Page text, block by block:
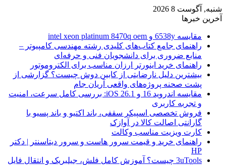
شنبه, آگوست 8 2026
آخرین خبرها
مقایسه 6538y و intel xeon platinum 8470q oem
راهنمای جامع کتاب‌های کلیدی رشته مهندسی کامپیوتر –
منابع ضروری برای دانشجویان فنی و حرفه‌ای
راهنمای خرید اینورتر ارزان مناسب برای الکتروموتور
بیشترین دلیل نارضایتی از کابین دوش چیست؟ گزارشی از
پشت صحنه پروژه‌های واقعی آریان جام
مقایسه اندروید 16 و iOS 26.1: بررسی کامل سرعت، امنیت
و تجربه کاربری
فروش تخصصی اسپیکر سقفی، باند اکتیو و باند پسیو با
گارانتی اصالت کالا در آوازک
کارت ویزیت مناسب وکالت
راهنمای خرید و قیمت سرور هاست و سرور دیتاسنتر | دکتر
HP
3uTools چیست؟ آموزش کامل فلش، جیلبریک و انتقال فایل